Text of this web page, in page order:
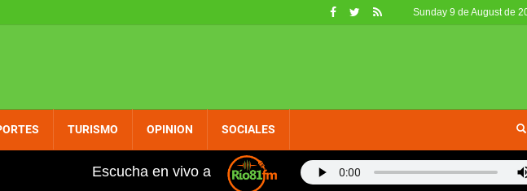
Sunday 9 de August de
TURISMO OPINION SOCIALES
hasta el malecón La impugnación jurisdiccional de los reglamentos
Escucha en vivo a